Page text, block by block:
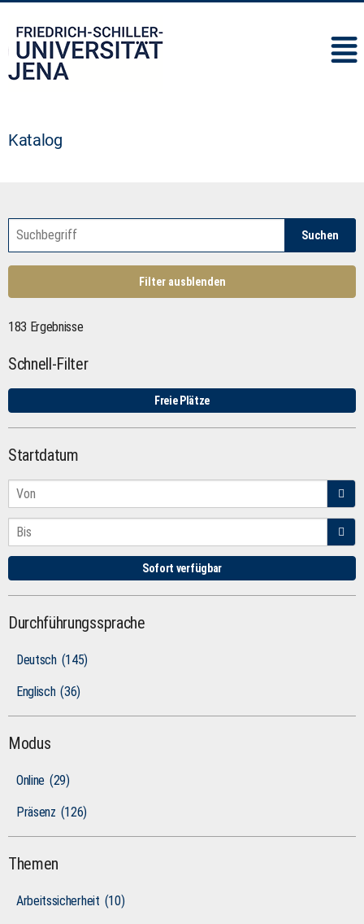
Katalog
Suchen
Filter ausblenden
183 Ergebnisse
Schnell-Filter
Freie Plätze
Startdatum
Sofort verfügbar
Durchführungssprache
Deutsch (145)
Englisch (36)
Modus
Online (29)
Präsenz (126)
Themen
Arbeitssicherheit (10)